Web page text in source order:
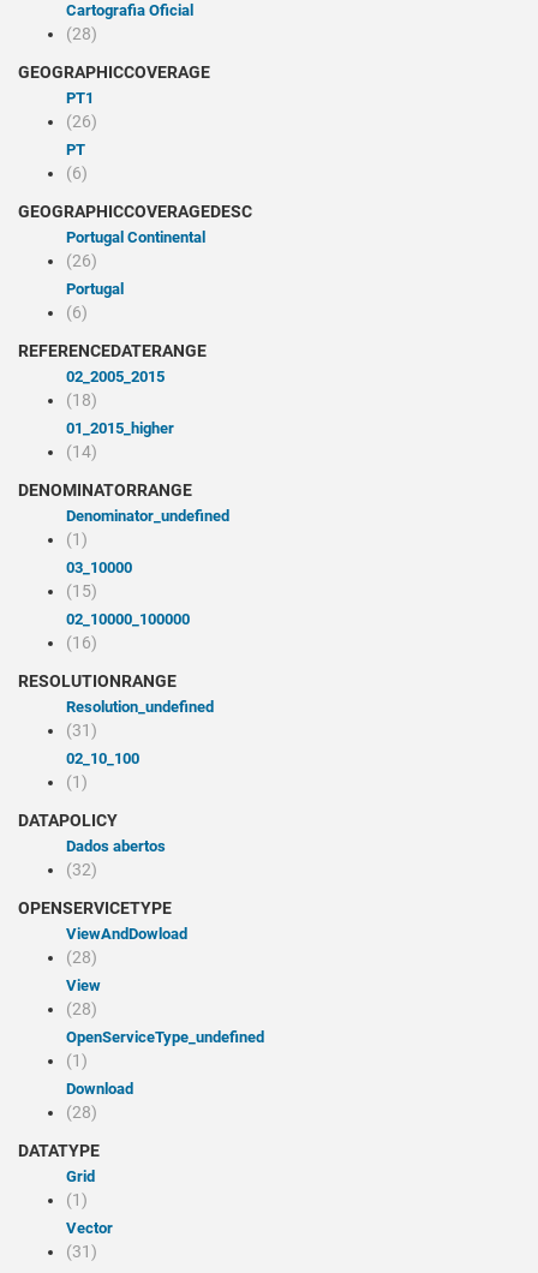
Cartografia Oficial
(28)
GEOGRAPHICCOVERAGE
PT1
(26)
PT
(6)
GEOGRAPHICCOVERAGEDESC
Portugal Continental
(26)
Portugal
(6)
REFERENCEDATERANGE
02_2005_2015
(18)
01_2015_higher
(14)
DENOMINATORRANGE
denominator_undefined
(1)
03_10000
(15)
02_10000_100000
(16)
RESOLUTIONRANGE
resolution_undefined
(31)
02_10_100
(1)
DATAPOLICY
Dados abertos
(32)
OPENSERVICETYPE
viewAndDowload
(28)
view
(28)
openServiceType_undefined
(1)
Download
(28)
DATATYPE
Grid
(1)
Vector
(31)